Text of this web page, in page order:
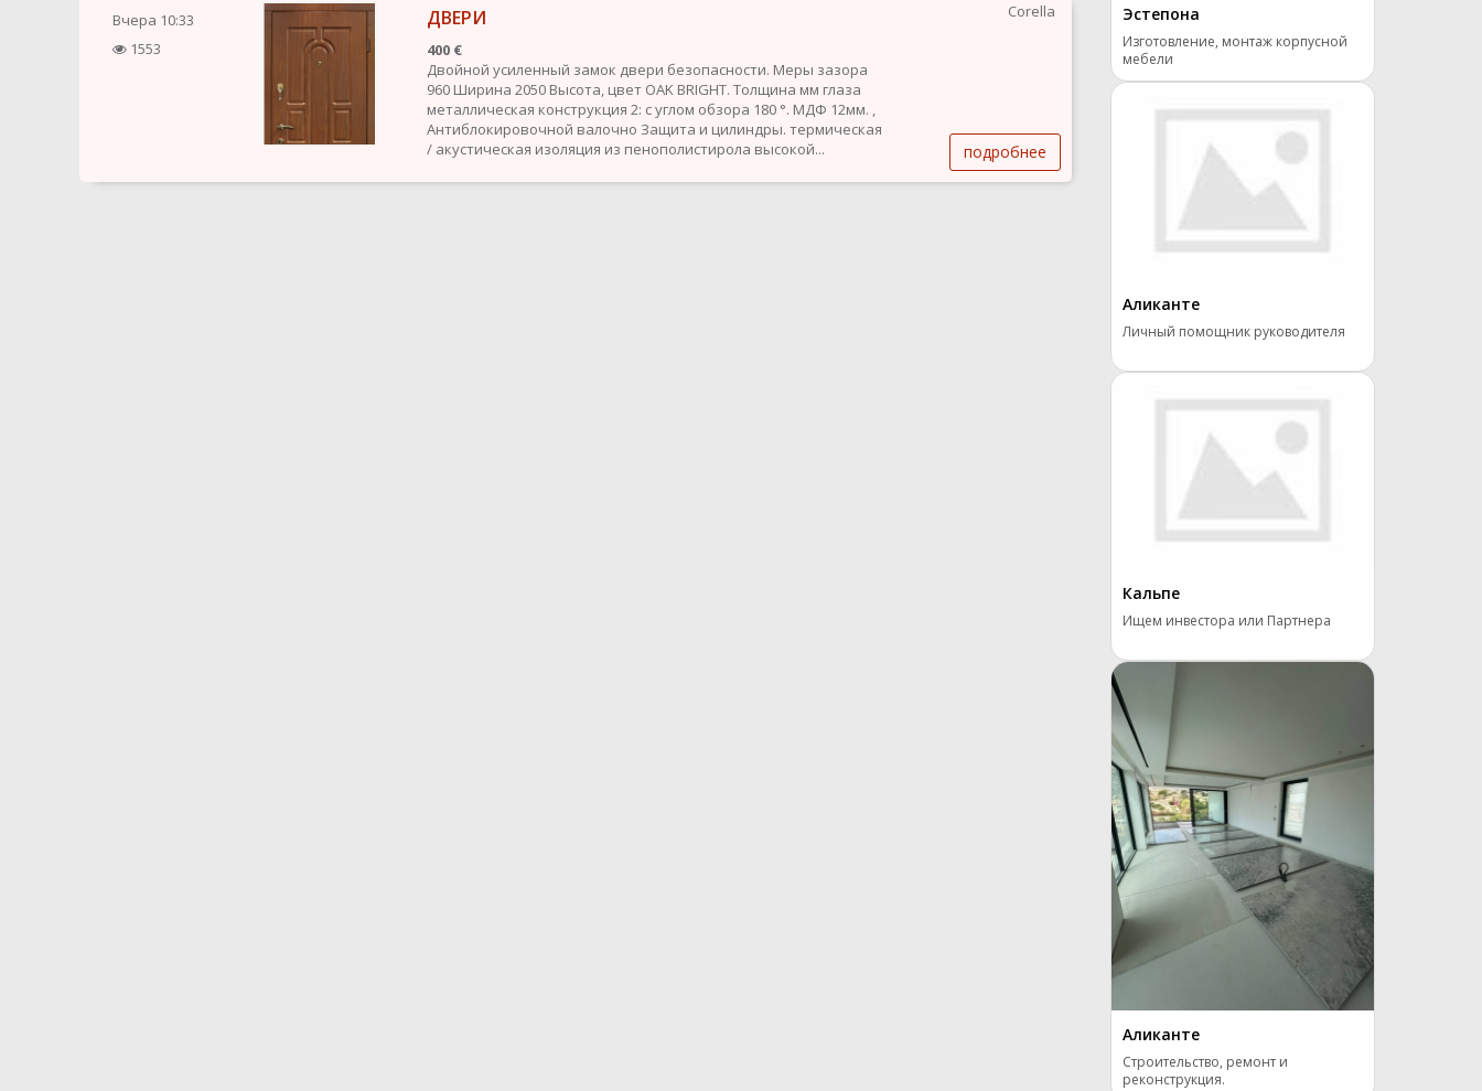
Вчера 10:33
1553
ДВЕРИ
400 €
Двойной усиленный замок двери безопасности. Меры зазора
960 Ширина 2050 Высота, цвет OAK BRIGHT. Толщина мм глаза
металлическая конструкция 2: с углом обзора 180 °. МДФ 12мм. ,
Антиблокировочной валочно Защита и цилиндры. термическая
/ акустическая изоляция из пенополистирола высокой...
Corella
подробнее
Эстепона
Изготовление, монтаж корпусной
мебели
Аликанте
Личный помощник руководителя
Кальпе
Ищем инвестора или Партнера
Аликанте
Строительство, ремонт и
реконструкция.